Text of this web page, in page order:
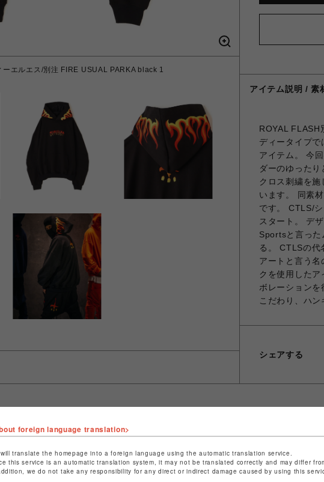
ーエルエス/別注 FIRE USUAL PARKA black 1
アイテム説明 / 素
ROYAL FLASH
ディータイプ
アイテム。 今
ダーのゆった
クロス刺繍を
います。 同素
です。 CTLS/
スタート。 デ
Sportsと言った
る。 CTLSの代
アートと言う
クを使用した
ボレーション
こだわり、ハ
シェアする
店舗名
名古屋PARCO
foreign language translation>
will translate the homepage into a foreign language using the automatic translation service.
this service is an automatic translation system, it may not be translated correctly and may differ
we do not take any responsibility for any direct or indirect damage caused by using this